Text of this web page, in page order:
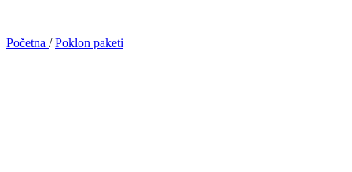
Početna / Poklon paketi